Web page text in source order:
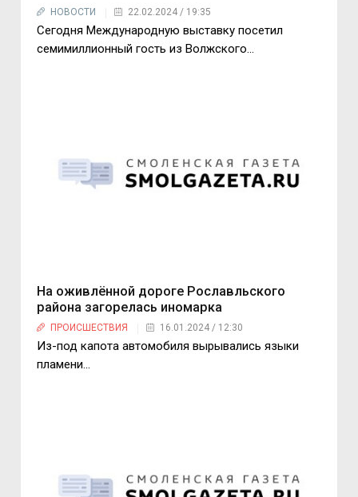
НОВОСТИ 22.02.2024 / 19:35
Сегодня Международную выставку посетил
семимиллионный гость из Волжского...
На оживлённой дороге Рославльского
района загорелась иномарка
ПРОИСШЕСТВИЯ 16.01.2024 / 12:30
Из-под капота автомобиля вырывались языки
пламени...